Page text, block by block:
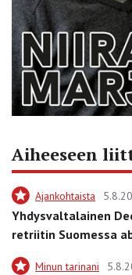
Aiheeseen
Ajankohtaista
Yhdysvaltalainen
retriitin Suomessa
Minun tarinani